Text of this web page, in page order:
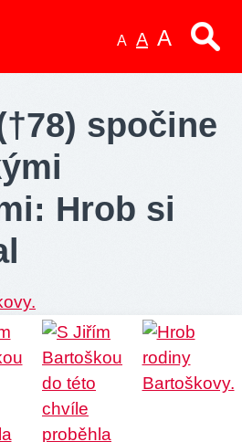
A A A
spočine
Hrob si